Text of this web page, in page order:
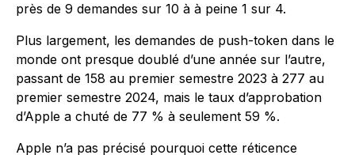
près de 9 demandes sur 10 à à peine 1 sur 4.
Plus largement, les demandes de push-token dans le
monde ont presque doublé d’une année sur l’autre,
passant de 158 au premier semestre 2023 à 277 au
premier semestre 2024, mais le taux d’approbation
d’Apple a chuté de 77 % à seulement 59 %.
Apple n’a pas précisé pourquoi cette réticence